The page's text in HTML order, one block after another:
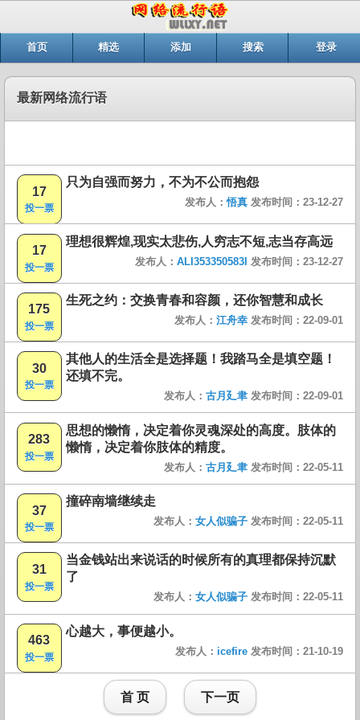
首页 精选 添加 搜索 登录
最新网络流行语
17
投一票
只为自强而努力，不为不公而抱怨
发布人：悟真 发布时间：23-12-27
17
投一票
理想很辉煌,现实太悲伤,人穷志不短,志当存高远
发布人： ALI353350583I 发布时间：23-12-27
175
投一票
生死之约：交换青春和容颜，还你智慧和成长
发布人： 江舟幸 发布时间：22-09-01
30
投一票
其他人的生活全是选择题！我踏马全是填空题！
还填不完。
发布人： 古月廴聿 发布时间：22-09-01
283
投一票
思想的懒惰，决定着你灵魂深处的高度。肢体的
懒惰，决定着你肢体的精度。
发布人： 古月廴聿 发布时间：22-05-11
37
投一票
撞碎南墙继续走
发布人： 女人似骗子 发布时间：22-05-11
31
投一票
当金钱站出来说话的时候所有的真理都保持沉默
了
发布人： 女人似骗子 发布时间：22-05-11
463
投一票
心越大，事便越小。
发布人： icefire 发布时间：21-10-19
首 页 下一页